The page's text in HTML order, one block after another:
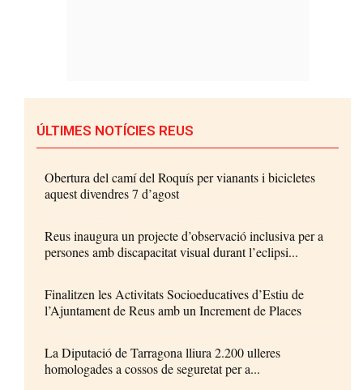
ÚLTIMES NOTÍCIES REUS
Obertura del camí del Roquís per vianants i bicicletes
aquest divendres 7 d’agost
Reus inaugura un projecte d’observació inclusiva per a
persones amb discapacitat visual durant l’eclipsi...
Finalitzen les Activitats Socioeducatives d’Estiu de
l’Ajuntament de Reus amb un Increment de Places
La Diputació de Tarragona lliura 2.200 ulleres
homologades a cossos de seguretat per a...